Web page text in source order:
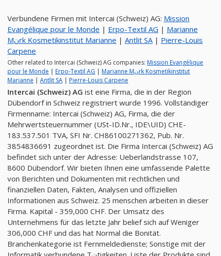
Verbundene Firmen mit Intercai (Schweiz) AG: Mission
Evangélique pour le Monde | Erpo-Textil AG | Marianne
Mنrk Kosmetikinstitut Marianne | Antlit SA | Pierre-Louis
Carpene
Other related to Intercai (Schweiz) AG companies: Mission Evangélique
pour le Monde | Erpo-Textil AG | Marianne Mنrk Kosmetikinstitut
Marianne | Antlit SA | Pierre-Louis Carpene
Intercai (Schweiz) AG ist eine Firma, die in der Region
Dübendorf in Schweiz registriert wurde 1996. Vollständiger
Firmenname: Intercai (Schweiz) AG, Firma, die der
Mehrwertsteuernummer (USt-ID.Nr., IDE\UID) CHE-
183.537.501 TVA, SFI Nr. CH86100271362, Pub. Nr.
3854836691 zugeordnet ist. Die Firma Intercai (Schweiz) AG
befindet sich unter der Adresse: Ueberlandstrasse 107,
8600 Dübendorf. Wir bieten Ihnen eine umfassende Palette
von Berichten und Dokumenten mit rechtlichen und
finanziellen Daten, Fakten, Analysen und offiziellen
Informationen aus Schweiz. 25 menschen arbeiten in dieser
Firma. Kapital - 359,000 CHF. Der Umsatz des
Unternehmens für das letzte Jahr belief sich auf Weniger
306,000 CHF und das hat Normal die Bonität.
Branchenkategorie ist Fernmeldedienste; Sonstige mit der